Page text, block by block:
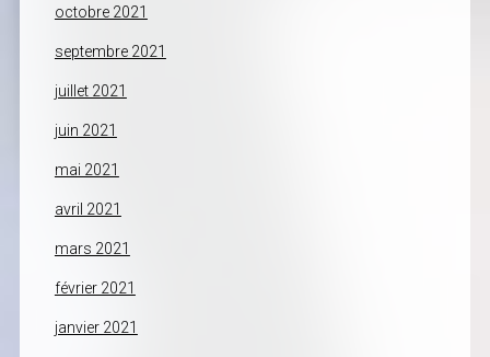
octobre 2021
septembre 2021
juillet 2021
juin 2021
mai 2021
avril 2021
mars 2021
février 2021
janvier 2021